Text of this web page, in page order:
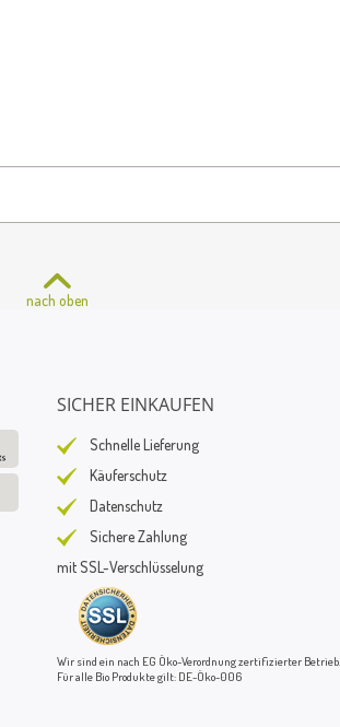
nach oben
SICHER EINKAUFEN
Schnelle Lieferung
Käuferschutz
Datenschutz
Sichere Zahlung
mit SSL-Verschlüsselung
Wir sind ein nach EG Öko-Verordnung zertifizierter Betrieb.
Für alle Bio Produkte gilt: DE-Öko-006